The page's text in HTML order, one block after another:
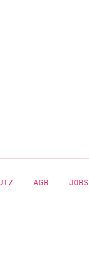
AGB JOBS